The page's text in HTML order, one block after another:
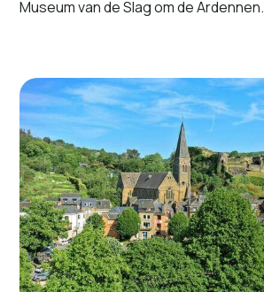
Museum van de Slag om de Ardennen.